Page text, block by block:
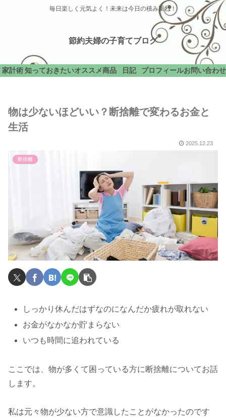
毎日楽しく元気よく！未来は今日の積み重ね！
節約夫婦の子育てブログ
家計術 知っておきたいオススメ商品 日記 プロフィールお問い合わせ
物は少ないほどいい？断捨離で変わるお金と
生活
2025.12.23
断捨離
しっかり休んだはずなのになんだか疲れが取れない
お金がなかなか貯まらない
いつも時間に追われている
ここでは、物が多くて困っている方に断捨離についてお話
します。
私は元々物が少ない方で意識したことがなかったのです